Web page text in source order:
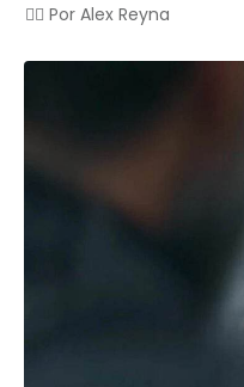
✍🏻 Por Alex Reyna